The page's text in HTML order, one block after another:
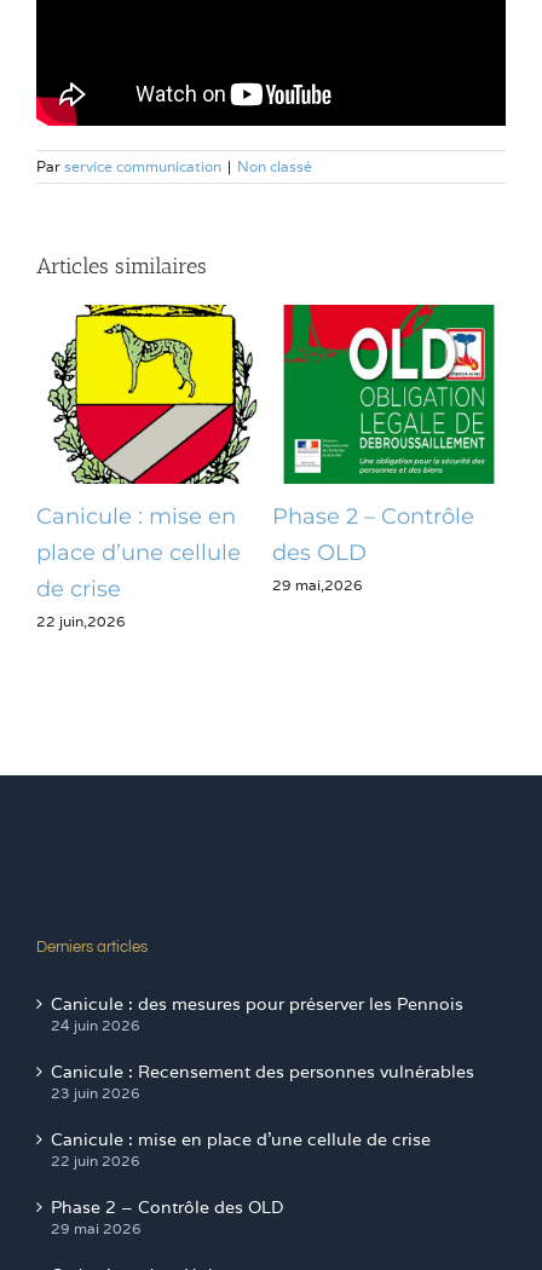
Par service communication | Non classé
Articles similaires
Canicule : mise en
place d’une cellule
de crise
22 juin,2026
Phase 2 – Contrôle
des OLD
29 mai,2026
Derniers articles
Canicule : des mesures pour préserver les Pennois
24 juin 2026
Canicule : Recensement des personnes vulnérables
23 juin 2026
Canicule : mise en place d’une cellule de crise
22 juin 2026
Phase 2 – Contrôle des OLD
29 mai 2026